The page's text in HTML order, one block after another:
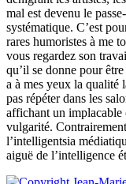
mal est devenu le
systématique. C’est
rares humoristes à me
vous regardez son
qu’il se donne pour
a à mes yeux la qualité
pas répéter dans les
affichant un implacable
vulgarité.
l’intelligentsia
aiguë de l’intelligence